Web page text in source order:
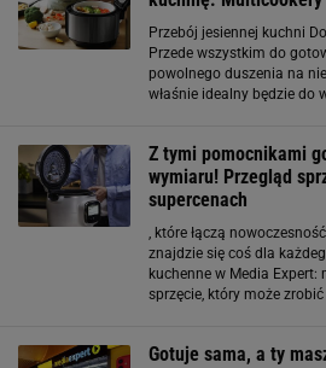
Przebój jesiennej kuchni
Przede wszystkim do
powolnego duszenia na
właśnie idealny będzie do
Z tymi pomocnikami
wymiaru! Przegląd
supercenach
, które łączą
znajdzie się coś dla
kuchenne w Media
sprzęcie, który może
Gotuje sama, a ty